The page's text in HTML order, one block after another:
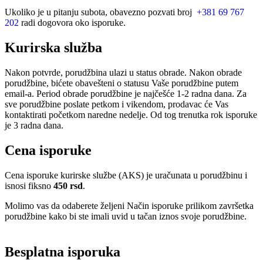
Ukoliko je u pitanju subota, obavezno pozvati broj +381 69 767
202 radi dogovora oko isporuke.
Kurirska služba
Nakon potvrde, porudžbina ulazi u status obrade. Nakon obrade
porudžbine, bićete obavešteni o statusu Vaše porudžbine putem
email-a. Period obrade porudžbine je najčešće 1-2 radna dana. Za
sve porudžbine poslate petkom i vikendom, prodavac će Vas
kontaktirati početkom naredne nedelje. Od tog trenutka rok isporuke
je 3 radna dana.
Cena isporuke
Cena isporuke kurirske službe (AKS) je uračunata u porudžbinu i
isnosi fiksno 450 rsd.
Molimo vas da odaberete željeni Način isporuke prilikom završetka
porudžbine kako bi ste imali uvid u tačan iznos svoje porudžbine.
Besplatna isporuka